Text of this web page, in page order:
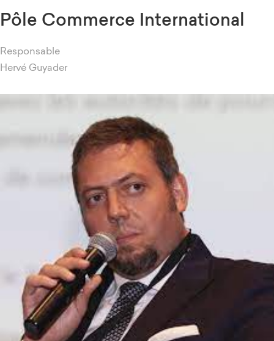
Pôle Commerce International
Responsable
Hervé Guyader